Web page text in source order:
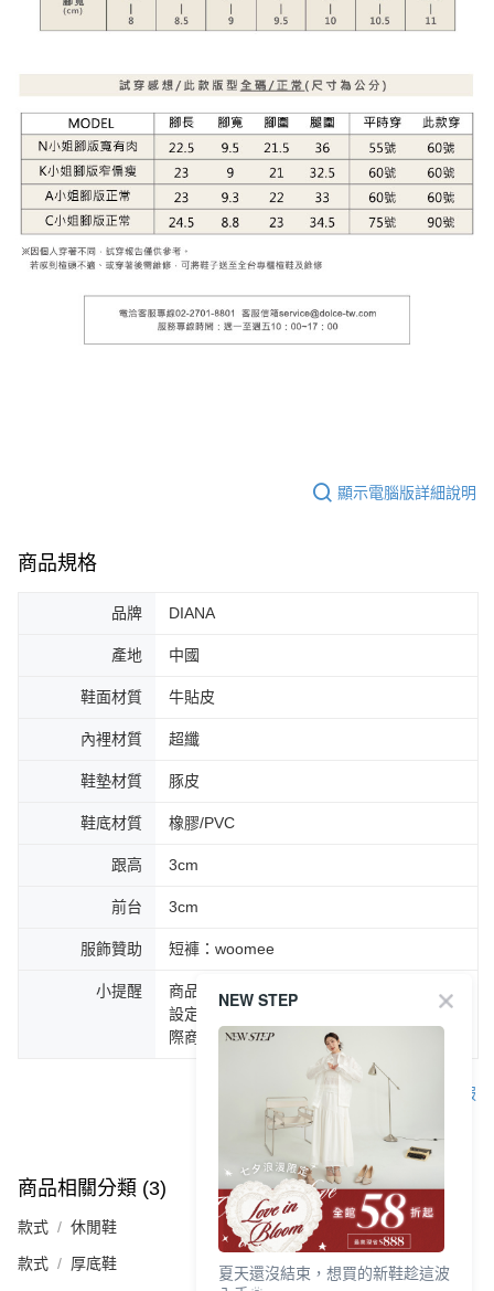
顯示電腦版詳細說明
商品規格
品牌 DIANA
產地 中國
鞋面材質 牛貼皮
內裡材質 超纖
鞋墊材質 豚皮
鞋底材質 橡膠/PVC
跟高 3cm
前台 3cm
服飾贊助 短褲：woomee
小提醒
商品圖片顏色會因拍攝燈光環境或個人螢幕
設定不同，而造成部份色差現象，顏色以實
際商品為主。
客服
商品相關分類 (3) 查看全部
款式 休閒鞋
款式 厚底鞋
NEW STEP
夏天還沒結束，想買的新鞋趁這波